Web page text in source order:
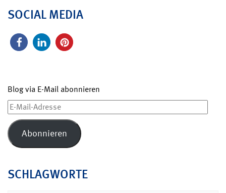
SOCIAL MEDIA
Blog via E-Mail abonnieren
E-
Mail-
Adresse
Abonnieren
SCHLAGWORTE